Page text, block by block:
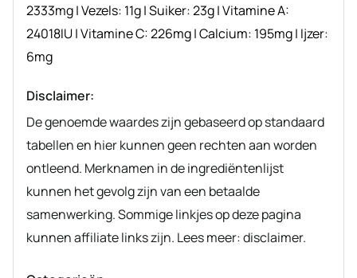
2333mg|Vezels: 11g|Suiker:23g|Vitamine A:
24018IU|Vitamine C:226mg|Calcium: 195mg| Ijzer:
6mg
Disclaimer:
De genoemde waardes zijn gebaseerd op standaard
tabellen en hier kunnen geen rechten aan worden
ontleend. Merknamen in de ingrediëntenlijst
kunnen het gevolg zijn van een betaalde
samenwerking. Sommige linkjes op deze pagina
kunnen affiliate links zijn. Lees meer: disclaimer.